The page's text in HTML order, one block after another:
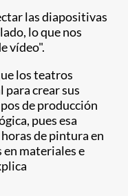
las diapositivas
lo que nos
vídeo".
los teatros
crear sus
de producción
pues esa
de pintura en
materiales e